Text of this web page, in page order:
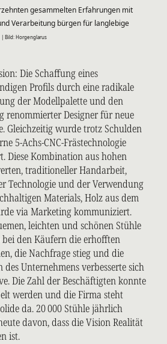
gesammelten Erfahrungen mit
Verarbeitung bürgen für langlebige
| Bild: Horgenglarus
Die Schaffung eines
Profils durch eine radikale
der Modellpalette und den
renommierter Designer für neue
Gleichzeitig wurde trotz Schulden
5-Achs-CNC-Frästechnologie
Diese Kombination aus hohen
traditioneller Handarbeit,
Technologie und der Verwendung
Materials, Holz aus dem
via Marketing kommuniziert.
leichten und schönen Stühle
den Käufern die erhofften
die Nachfrage stieg und die
des Unternehmens verbesserte sich
Die Zahl der Beschäftigten konnte
werden und die Firma steht
da. 20 000 Stühle jährlich
davon, dass die Vision Realität
ist.